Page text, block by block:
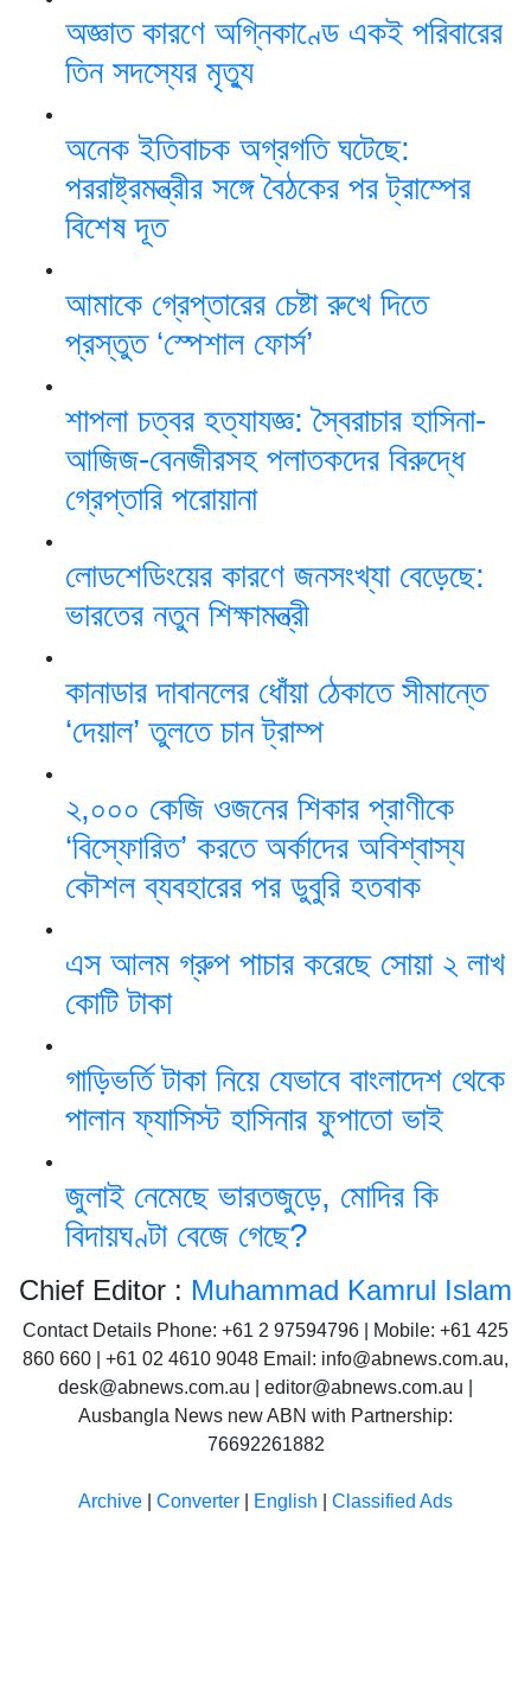
অজ্ঞাত কারণে অগ্নিকাণ্ডে একই পরিবারের
তিন সদস্যের মৃত্যু
অনেক ইতিবাচক অগ্রগতি ঘটেছে:
পররাষ্ট্রমন্ত্রীর সঙ্গে বৈঠকের পর ট্রাম্পের
বিশেষ দূত
আমাকে গ্রেপ্তারের চেষ্টা রুখে দিতে
প্রস্তুত ‘স্পেশাল ফোর্স’
শাপলা চত্বর হত্যাযজ্ঞ: স্বৈরাচার হাসিনা-
আজিজ-বেনজীরসহ পলাতকদের বিরুদ্ধে
গ্রেপ্তারি পরোয়ানা
লোডশেডিংয়ের কারণে জনসংখ্যা বেড়েছে:
ভারতের নতুন শিক্ষামন্ত্রী
কানাডার দাবানলের ধোঁয়া ঠেকাতে সীমান্তে
‘দেয়াল’ তুলতে চান ট্রাম্প
২,০০০ কেজি ওজনের শিকার প্রাণীকে
‘বিস্ফোরিত’ করতে অর্কাদের অবিশ্বাস্য
কৌশল ব্যবহারের পর ডুবুরি হতবাক
এস আলম গ্রুপ পাচার করেছে সোয়া ২ লাখ
কোটি টাকা
গাড়িভর্তি টাকা নিয়ে যেভাবে বাংলাদেশ থেকে
পালান ফ্যাসিস্ট হাসিনার ফুপাতো ভাই
জুলাই নেমেছে ভারতজুড়ে, মোদির কি
বিদায়ঘণ্টা বেজে গেছে?
Chief Editor : Muhammad Kamrul Islam
Contact Details Phone: +61 2 97594796 | Mobile: +61 425
860 660 | +61 02 4610 9048 Email: info@abnews.com.au,
desk@abnews.com.au | editor@abnews.com.au |
Ausbangla News new ABN with Partnership:
76692261882
Archive Converter English Classified Ads